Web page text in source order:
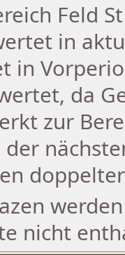
Feld
in
in
da
zur
nicht